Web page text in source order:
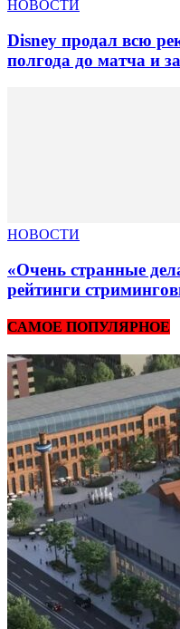
НОВОСТИ
Disney продал всю
полгода до матча и
НОВОСТИ
«Очень странные
рейтинги
САМОЕ ПОПУЛЯРНОЕ